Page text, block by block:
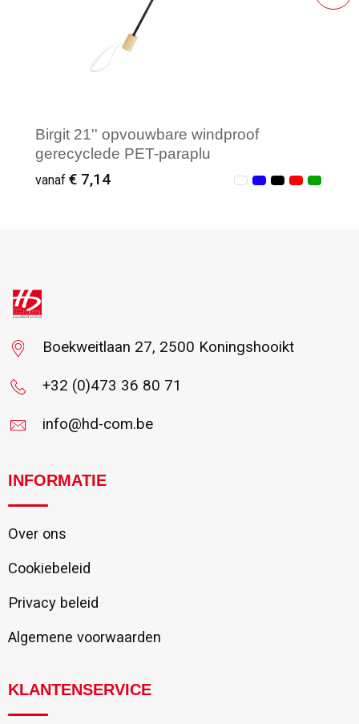
Birgit 21'' opvouwbare windproof
gerecyclede PET-paraplu
vanaf € 7,14
Boekweitlaan 27, 2500 Koningshooikt
+32 (0)473 36 80 71
info@hd-com.be
INFORMATIE
Over ons
Cookiebeleid
Privacy beleid
Algemene voorwaarden
KLANTENSERVICE